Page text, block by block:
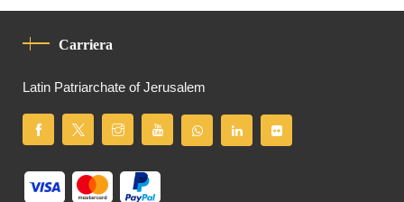
Carriera
Latin Patriarchate of Jerusalem